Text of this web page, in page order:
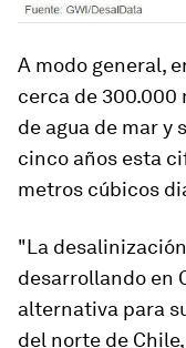
A modo general,
cerca de 300.000
de agua de mar y
cinco años esta
metros cúbicos
"La
desarrollando en
alternativa para
del norte de